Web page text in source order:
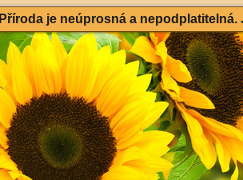
Příroda je neúprosná a